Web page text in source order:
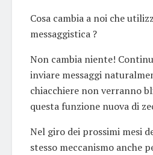
Cosa cambia a noi che
messaggistica ?
Non cambia niente!
inviare messaggi
chiacchiere non verranno
questa funzione nuova di
Nel giro dei prossimi mesi
stesso meccanismo anche